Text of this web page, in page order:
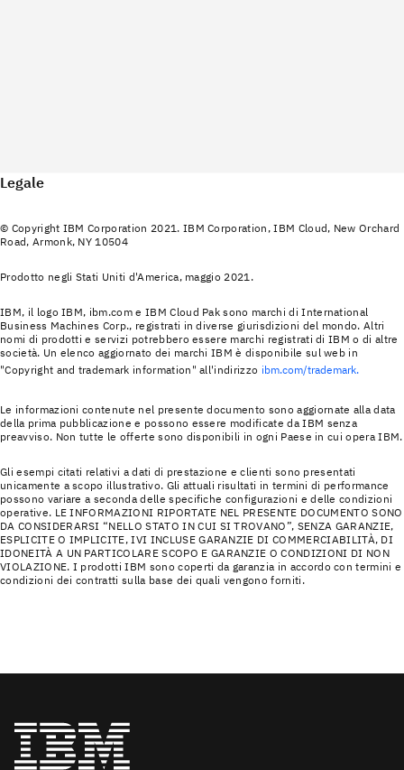
Legale
© Copyright IBM Corporation 2021. IBM Corporation, IBM Cloud, New Orchard
Road, Armonk, NY 10504
Prodotto negli Stati Uniti d'America, maggio 2021.
IBM, il logo IBM, ibm.com e IBM Cloud Pak sono marchi di International
Business Machines Corp., registrati in diverse giurisdizioni del mondo. Altri
nomi di prodotti e servizi potrebbero essere marchi registrati di IBM o di altre
società. Un elenco aggiornato dei marchi IBM è disponibile sul web in
"Copyright and trademark information" all'indirizzo ibm.com/trademark.
Le informazioni contenute nel presente documento sono aggiornate alla data
della prima pubblicazione e possono essere modificate da IBM senza
preavviso. Non tutte le offerte sono disponibili in ogni Paese in cui opera IBM.
Gli esempi citati relativi a dati di prestazione e clienti sono presentati
unicamente a scopo illustrativo. Gli attuali risultati in termini di performance
possono variare a seconda delle specifiche configurazioni e delle condizioni
operative. LE INFORMAZIONI RIPORTATE NEL PRESENTE DOCUMENTO SONO
DA CONSIDERARSI “NELLO STATO IN CUI SI TROVANO”, SENZA GARANZIE,
ESPLICITE O IMPLICITE, IVI INCLUSE GARANZIE DI COMMERCIABILITÀ, DI
IDONEITÀ A UN PARTICOLARE SCOPO E GARANZIE O CONDIZIONI DI NON
VIOLAZIONE. I prodotti IBM sono coperti da garanzia in accordo con termini e
condizioni dei contratti sulla base dei quali vengono forniti.